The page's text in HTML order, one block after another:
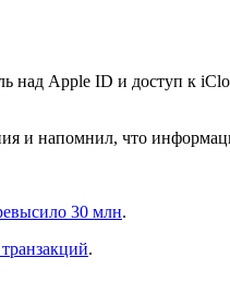
над Apple ID и доступ к
и напомнил, что
30 млн.
.